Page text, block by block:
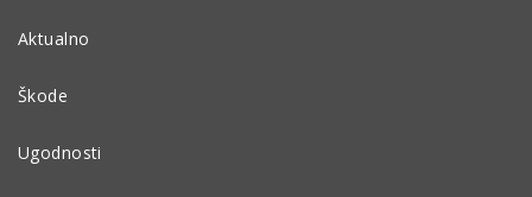
Aktualno
Škode
Ugodnosti